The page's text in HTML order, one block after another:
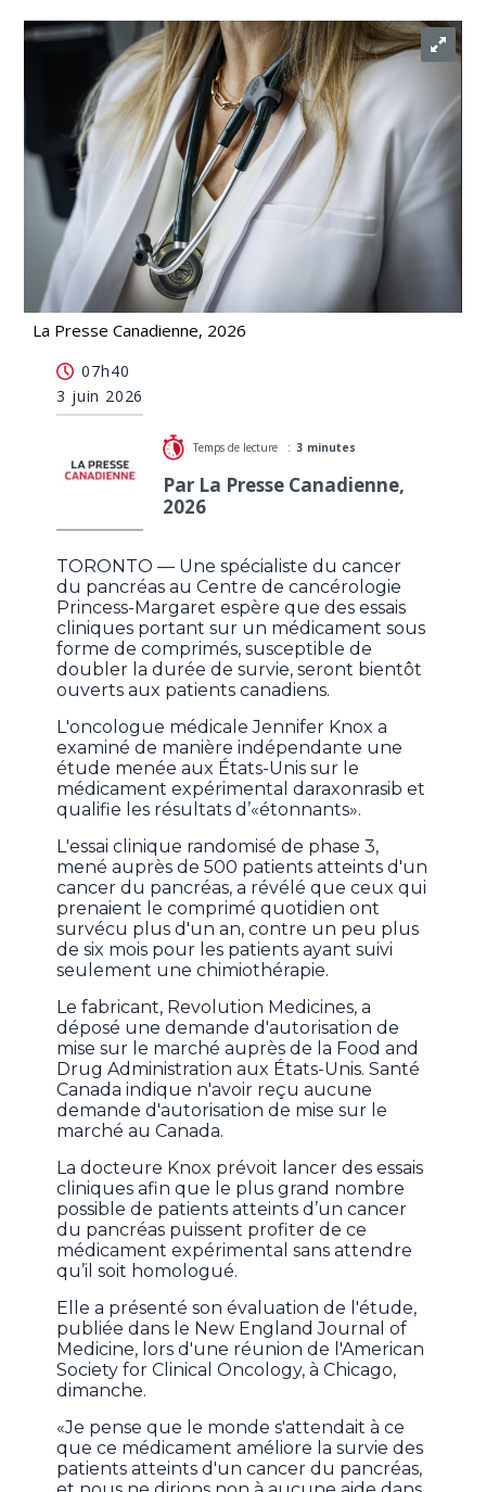
La Presse Canadienne, 2026
survie des patients
07h40
3 juin 2026
Temps de lecture :3 minutes
Par La Presse Canadienne,
2026
TORONTO — Une spécialiste du cancer
du pancréas au Centre de cancérologie
Princess-Margaret espère que des essais
cliniques portant sur un médicament sous
forme de comprimés, susceptible de
doubler la durée de survie, seront bientôt
ouverts aux patients canadiens.
L'oncologue médicale Jennifer Knox a
examiné de manière indépendante une
étude menée aux États-Unis sur le
médicament expérimental daraxonrasib et
qualifie les résultats d’«étonnants».
L'essai clinique randomisé de phase 3,
mené auprès de 500 patients atteints d'un
cancer du pancréas, a révélé que ceux qui
prenaient le comprimé quotidien ont
survécu plus d'un an, contre un peu plus
de six mois pour les patients ayant suivi
seulement une chimiothérapie.
Le fabricant, Revolution Medicines, a
déposé une demande d'autorisation de
mise sur le marché auprès de la Food and
Drug Administration aux États-Unis. Santé
Canada indique n'avoir reçu aucune
demande d'autorisation de mise sur le
marché au Canada.
La docteure Knox prévoit lancer des essais
cliniques afin que le plus grand nombre
possible de patients atteints d’un cancer
du pancréas puissent profiter de ce
médicament expérimental sans attendre
qu’il soit homologué.
Elle a présenté son évaluation de l'étude,
publiée dans le New England Journal of
Medicine, lors d'une réunion de l'American
Society for Clinical Oncology, à Chicago,
dimanche.
«Je pense que le monde s'attendait à ce
que ce médicament améliore la survie des
patients atteints d'un cancer du pancréas,